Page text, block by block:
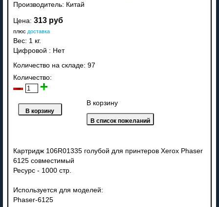
Производитель: Китай
Цена: 313 руб
плюс доставка
Вес: 1 кг.
Цифровой : Нет
Количество на складе: 97
Количество:
В корзину
Картридж 106R01335 голубой для принтеров Xerox Phaser
6125 совместимый
Ресурс - 1000 стр.
Используется для моделей:
Phaser-6125